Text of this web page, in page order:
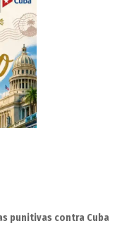
punitivas contra Cuba